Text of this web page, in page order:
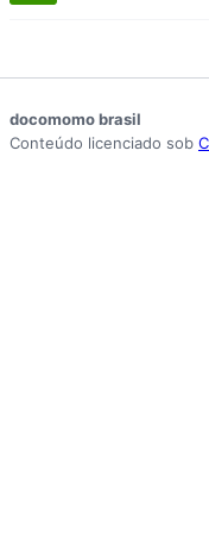
docomomo brasil
Conteúdo licenciado sob